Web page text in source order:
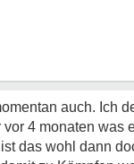
auch. Ich
4 monaten was
das wohl dann